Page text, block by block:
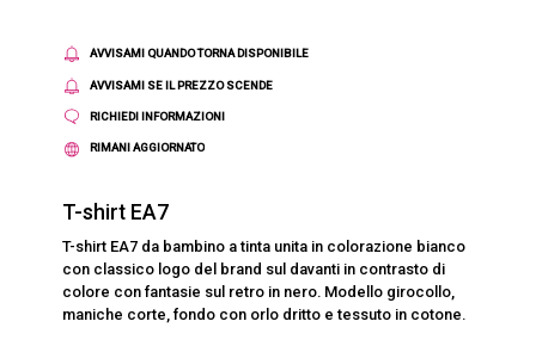
AVVISAMI QUANDO TORNA DISPONIBILE
AVVISAMI SE IL PREZZO SCENDE
RICHIEDI INFORMAZIONI
RIMANI AGGIORNATO
T-shirt EA7
T-shirt EA7 da bambino a tinta unita in colorazione bianco
con classico logo del brand sul davanti in contrasto di
colore con fantasie sul retro in nero. Modello girocollo,
maniche corte, fondo con orlo dritto e tessuto in cotone.